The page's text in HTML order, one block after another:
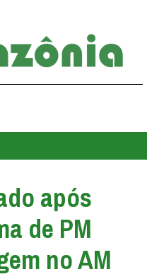
após
de PM
no AM